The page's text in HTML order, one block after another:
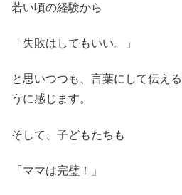
若い頃の経験から
「失敗はしてもいい。」
と思いつつも、言葉にして伝え
うに感じます。
そして、子どもたちも
「ママは完璧！」